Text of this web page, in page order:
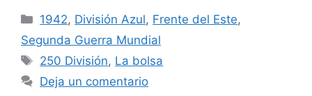
Categorías
1942, División Azul, Frente del Este,
Segunda Guerra Mundial
Etiquetas
250 División, La bolsa
Deja un comentario